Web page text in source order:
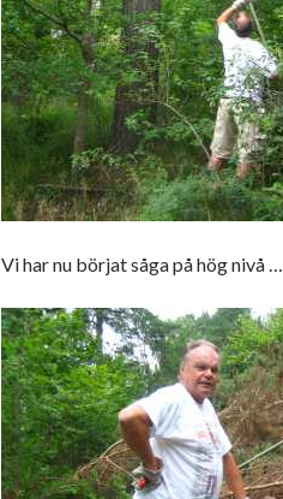
Vi har nu börjat såga på hög nivå …